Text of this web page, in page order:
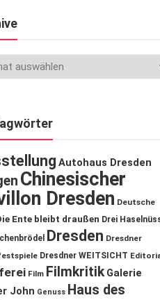
Autohaus Dresden
Chinesischer
Dresden Deutsche
Ente bleibt draußen Drei
Dresden Dresdner
Dresdner WEITSICHT
Film Filmkritik Galerie
John Genuss Haus des